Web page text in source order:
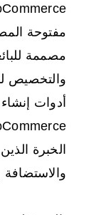
مصممة
والتخصيص
أدوات
الخبرة
والاستضافة